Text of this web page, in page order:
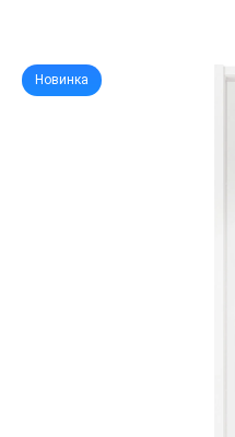
Новинка